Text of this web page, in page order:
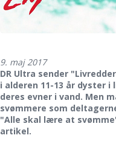
9. maj 2017
DR Ultra sender
i alderen 11-13 år dyster
deres evner i vand. Men
svømmere som
"Alle skal lære at
artikel.